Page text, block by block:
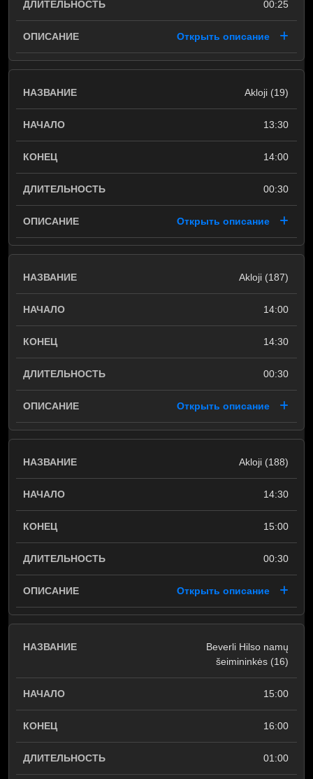
00:25
Открыть описание
Akloji (19)
13:30
14:00
00:30
Открыть описание
Akloji (187)
14:00
14:30
00:30
Открыть описание
Akloji (188)
14:30
15:00
00:30
Открыть описание
Beverli Hilso namų
šeimininkės (16)
15:00
16:00
01:00